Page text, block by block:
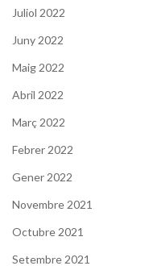
Juliol 2022
Juny 2022
Maig 2022
Abril 2022
Març 2022
Febrer 2022
Gener 2022
Novembre 2021
Octubre 2021
Setembre 2021